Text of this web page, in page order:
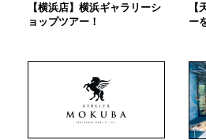
【横浜店】横浜ギャラリーシ
ョップツアー！
ー